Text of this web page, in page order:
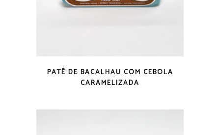
PATÊ DE BACALHAU COM CEBOLA
CARAMELIZADA